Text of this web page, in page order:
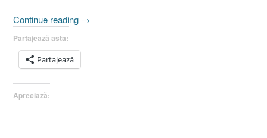
Continue reading „Pilda
douăsprezece
→
Partajează asta:
Partajează
Apreciază: